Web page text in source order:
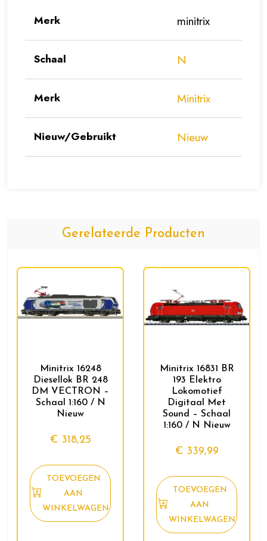
Merk minitrix
Schaal N
Merk Minitrix
Nieuw/Gebruikt Nieuw
Gerelateerde Producten
Minitrix 16248
Diesellok BR 248
DM VECTRON –
Schaal 1:160 / N
Nieuw
€ 318,25
TOEVOEGEN
AAN
WINKELWAGEN
Minitrix 16831 BR
193 Elektro
Lokomotief
Digitaal Met
Sound – Schaal
1:160 / N Nieuw
€ 339,99
TOEVOEGEN
AAN
WINKELWAGEN